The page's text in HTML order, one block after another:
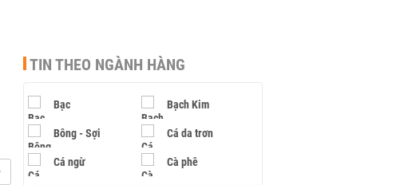
TIN THEO NGÀNH HÀNG
Bạc Bạch Kim
Bông - Sợi Cá da trơn
Cá ngừ Cà phê